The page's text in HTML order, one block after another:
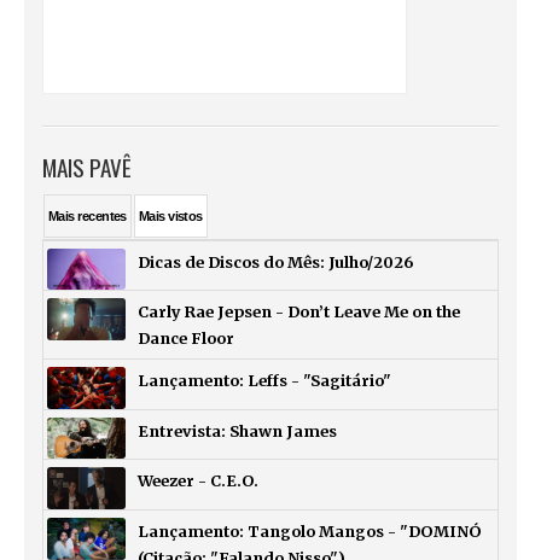
MAIS PAVÊ
Maisrecentes Maisvistos
Dicas de Discos do Mês: Julho/2026
Carly Rae Jepsen - Don’t Leave Me on the
Dance Floor
Lançamento: Leffs - "Sagitário"
Entrevista: Shawn James
Weezer - C.E.O.
Lançamento: Tangolo Mangos - "DOMINÓ